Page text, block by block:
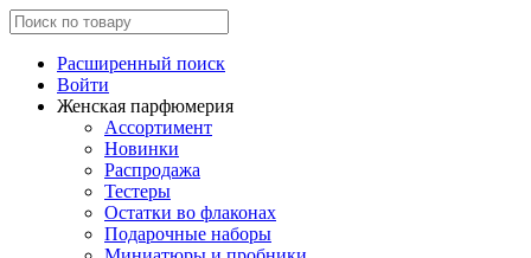
Расширенный поиск
Войти
Женская парфюмерия
Ассортимент
Новинки
Распродажа
Тестеры
Остатки во флаконах
Подарочные наборы